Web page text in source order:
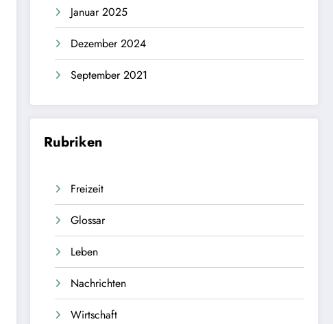
Januar 2025
Dezember 2024
September 2021
Rubriken
Freizeit
Glossar
Leben
Nachrichten
Wirtschaft